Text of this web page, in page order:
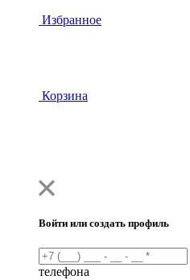
Избранное
Корзина
Войти или создать профиль
телефона